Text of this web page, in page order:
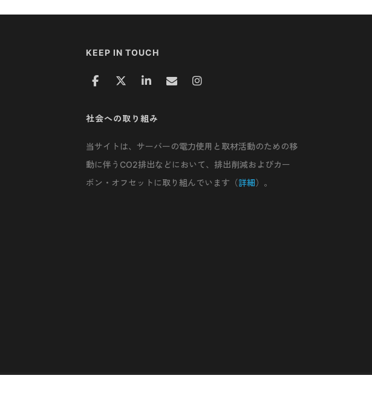
KEEP IN TOUCH
社会への取り組み
当サイトは、サーバーの電力使用と取材活動のための移
動に伴うCO2排出などにおいて、排出削減およびカー
ボン・オフセットに取り組んでいます（詳細）。